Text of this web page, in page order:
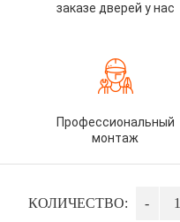
заказе дверей у нас
Профессиональный
монтаж
КОЛИЧЕСТВО: -